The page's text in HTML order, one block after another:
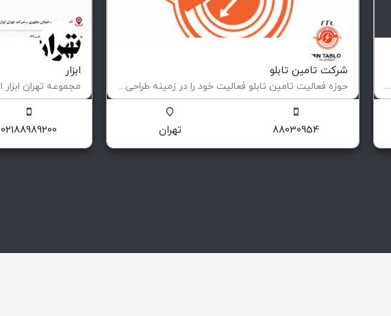
خدمات : نمایندگی خطوط کشتیرانی ترانزیت و فوروتردینگ حمل و نقل کالاهای…
شرکت تامین تابلو
حوزه فعالیت تامین تابلو فعاليت خود را در زمينه طراحی و ساخت انواع تابلوهای فشار ضعيف و متوسط (فيكس و كشويی)…
ساخت تابلوهای برق صنعتی
88030954 تهران
ابزار
وارداتی ،‌داخلی و ............
02188989200